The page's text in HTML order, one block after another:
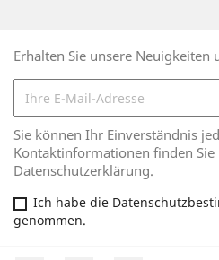
Erhalten Sie unsere Neuigkeiten
Sie können Ihr Einverständnis
Kontaktinformationen finden Sie
Datenschutzerklärung.
Ich habe die
genommen.